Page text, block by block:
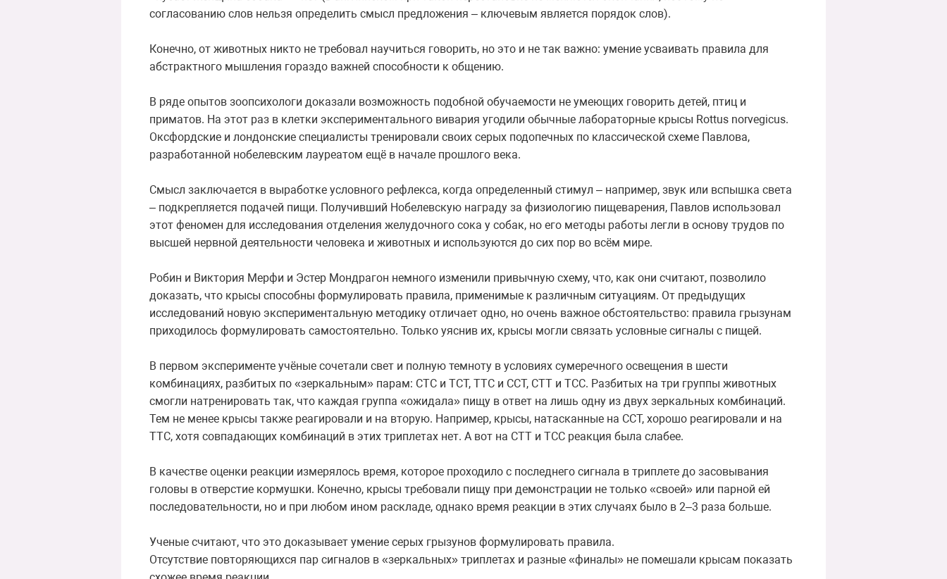
согласованию слов нельзя определить смысл предложения – ключевым является порядок слов).
Конечно, от животных никто не требовал научиться говорить, но это и не так важно: умение усваивать правила для
абстрактного мышления гораздо важней способности к общению.
В ряде опытов зоопсихологи доказали возможность подобной обучаемости не умеющих говорить детей, птиц и
приматов. На этот раз в клетки экспериментального вивария угодили обычные лабораторные крысы Rottus norvegicus.
Оксфордские и лондонские специалисты тренировали своих серых подопечных по классической схеме Павлова,
разработанной нобелевским лауреатом ещё в начале прошлого века.
Смысл заключается в выработке условного рефлекса, когда определенный стимул – например, звук или вспышка света
– подкрепляется подачей пищи. Получивший Нобелевскую награду за физиологию пищеварения, Павлов использовал
этот феномен для исследования отделения желудочного сока у собак, но его методы работы легли в основу трудов по
высшей нервной деятельности человека и животных и используются до сих пор во всём мире.
Робин и Виктория Мерфи и Эстер Мондрагон немного изменили привычную схему, что, как они считают, позволило
доказать, что крысы способны формулировать правила, применимые к различным ситуациям. От предыдущих
исследований новую экспериментальную методику отличает одно, но очень важное обстоятельство: правила грызунам
приходилось формулировать самостоятельно. Только уяснив их, крысы могли связать условные сигналы с пищей.
В первом эксперименте учёные сочетали свет и полную темноту в условиях сумеречного освещения в шести
комбинациях, разбитых по «зеркальным» парам: СТС и ТСТ, ТТС и ССТ, СТТ и ТСС. Разбитых на три группы животных
смогли натренировать так, что каждая группа «ожидала» пищу в ответ на лишь одну из двух зеркальных комбинаций.
Тем не менее крысы также реагировали и на вторую. Например, крысы, натасканные на ССТ, хорошо реагировали и на
ТТС, хотя совпадающих комбинаций в этих триплетах нет. А вот на СТТ и ТСС реакция была слабее.
В качестве оценки реакции измерялось время, которое проходило с последнего сигнала в триплете до засовывания
головы в отверстие кормушки. Конечно, крысы требовали пищу при демонстрации не только «своей» или парной ей
последовательности, но и при любом ином раскладе, однако время реакции в этих случаях было в 2–3 раза больше.
Ученые считают, что это доказывает умение серых грызунов формулировать правила.
Отсутствие повторяющихся пар сигналов в «зеркальных» триплетах и разные «финалы» не помешали крысам показать